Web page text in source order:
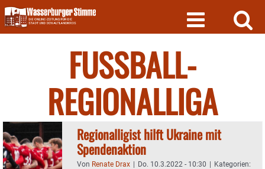
Skip
to
content
FUSSBALL-
REGIONALLIGA
Regionalligist hilft Ukraine mit
Spendenaktion
Von Renate Drax | Do. 10.3.2022 - 10:30 | Kategorien: